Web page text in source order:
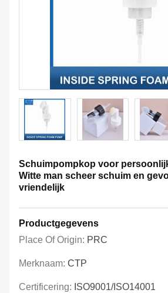
Schuimpompkop voor
Witte man scheer schuim en
vriendelijk
Productgegevens
Place Of Origin: PRC
Merknaam: CTP
Certificering: ISO9001/ISO14001